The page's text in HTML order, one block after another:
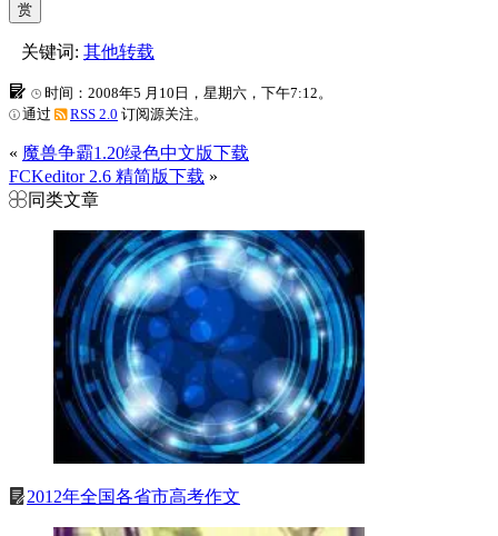
赏
关键词: 其他转载
时间：2008年5 月10日，星期六，下午7:12。
通过
RSS 2.0 订阅源关注。
« 魔兽争霸1.20绿色中文版下载
FCKeditor 2.6 精简版下载 »
同类文章
2012年全国各省市高考作文